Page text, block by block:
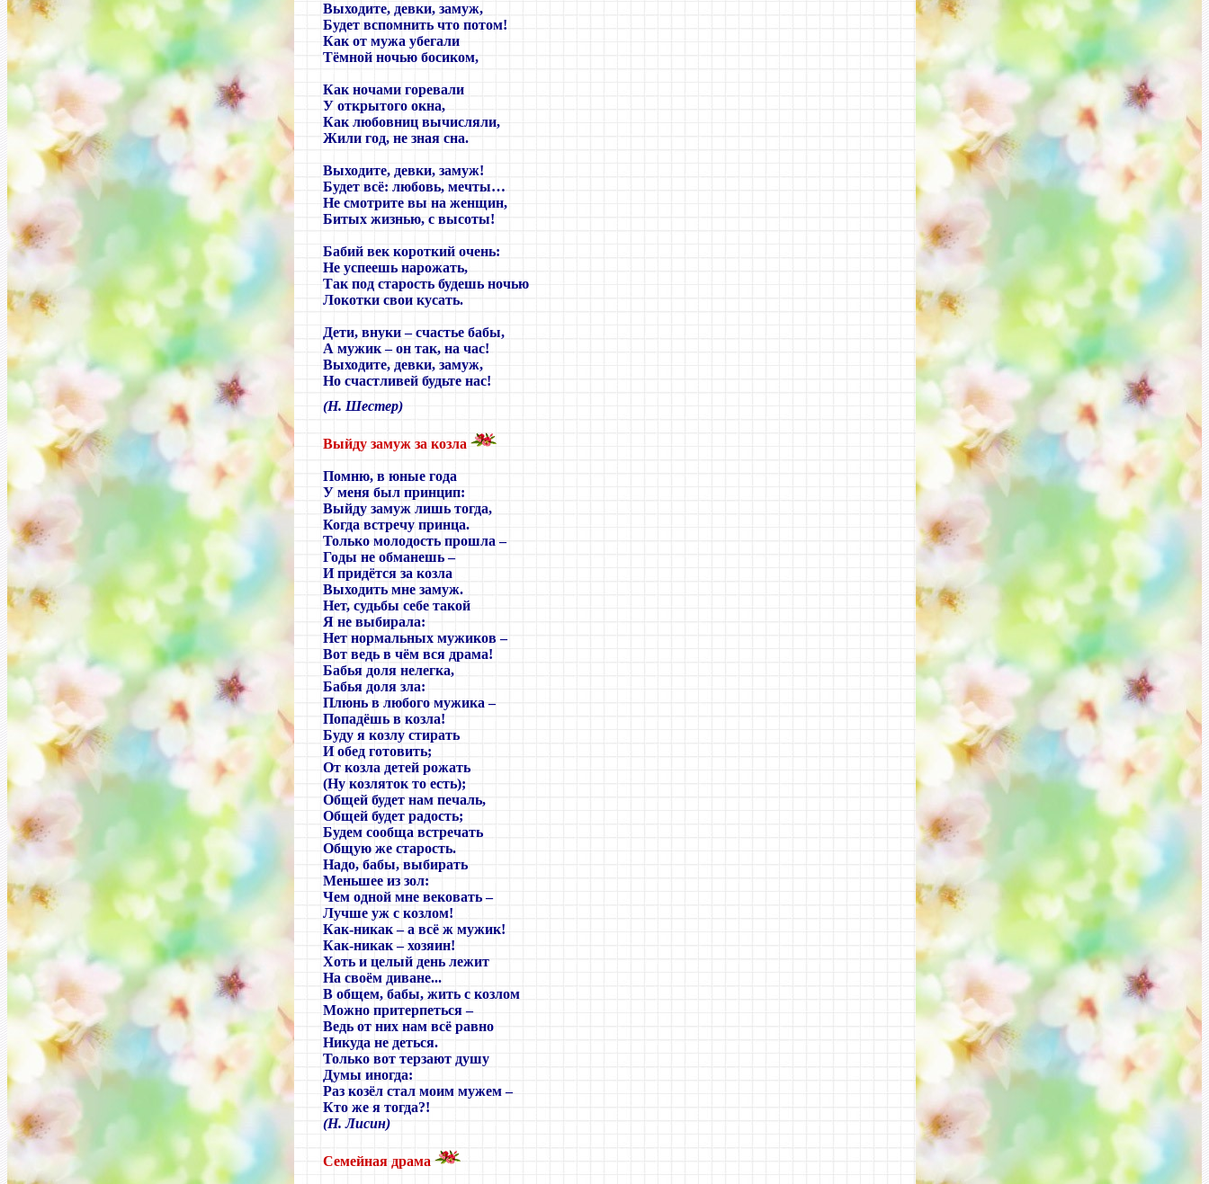
Выходите, девки, замуж,
Будет вспомнить что потом!
Как от мужа убегали
Тёмной ночью босиком,
Как ночами горевали
У открытого окна,
Как любовниц вычисляли,
Жили год, не зная сна.
Выходите, девки, замуж!
Будет всё: любовь, мечты…
Не смотрите вы на женщин,
Битых жизнью, с высоты!
Бабий век короткий очень:
Не успеешь нарожать,
Так под старость будешь ночью
Локотки свои кусать.
Дети, внуки – счастье бабы,
А мужик – он так, на час!
Выходите, девки, замуж,
Но счастливей будьте нас!
(Н. Шестер)
Выйду замуж за козла
Помню, в юные года
У меня был принцип:
Выйду замуж лишь тогда,
Когда встречу принца.
Только молодость прошла–
Годы не обманешь–
И придётся за козла
Выходить мне замуж.
Нет, судьбы себе такой
Я не выбирала:
Нет нормальных мужиков–
Вот ведь в чём вся драма!
Бабья доля нелегка,
Бабья доля зла:
Плюнь в любого мужика–
Попадёшь в козла!
Буду я козлу стирать
И обед готовить;
От козла детей рожать
(Ну козляток то есть);
Общей будет нам печаль,
Общей будет радость;
Будем сообща встречать
Общую же старость.
Надо, бабы, выбирать
Меньшее из зол:
Чем одной мне вековать–
Лучше уж с козлом!
Как-никак–а всё ж мужик!
Как-никак–хозяин!
Хоть и целый день лежит
На своём диване...
В общем, бабы, жить с козлом
Можно притерпеться–
Ведь от них нам всё равно
Никуда не деться.
Только вот терзают душу
Думы иногда:
Раз козёл стал моим мужем–
Кто же я тогда?!
(Н. Лисин)
Семейная драма